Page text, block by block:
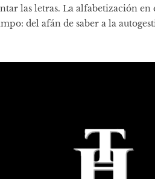
las letras. La alfabetización en
del afán de saber a la